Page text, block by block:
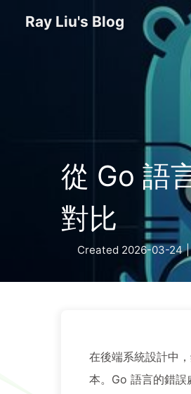
Ray Liu's Blog
從 Go 語
對比
Created 2026-03-24 |
在後端系統設計中
本。Go 語言的錯誤